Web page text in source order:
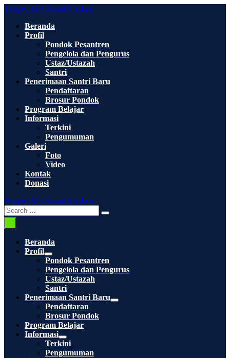
Skip
content
Ponpes Al-Ghozali Cirebon
Beranda
Profil
Pondok Pesantren
Pengelola dan Pengurus
Ustaz/Ustazah
Santri
Penerimaan Santri Baru
Pendaftaran
Brosur Pondok
Program Belajar
Informasi
Terkini
Pengumuman
Galeri
Foto
Video
Kontak
Donasi
Ponpes Al-Ghozali Cirebon
Search
Toggle
Search
for:
Beranda
Profil
Menu
Toggle
Pondok Pesantren
Pengelola dan Pengurus
Ustaz/Ustazah
Santri
Penerimaan Santri Baru
Menu
Pendaftaran
Brosur Pondok
Program Belajar
Informasi
Menu
Toggle
Terkini
Pengumuman